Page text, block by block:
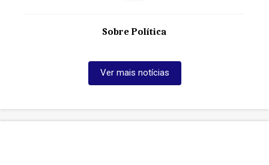
Sobre Política
Ver mais notícias